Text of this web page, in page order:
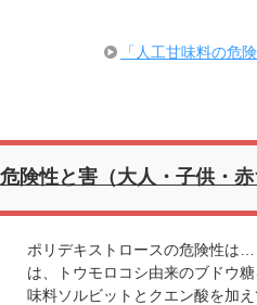
「人工甘味料の危
険性と害（大人・子供・赤
ポリデキストロースの危険性は
は、トウモロコシ由来のブドウ
味料ソルビットとクエン酸を加